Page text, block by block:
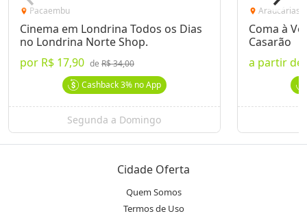
location_on Pacaembu
Cinema em Londrina Todos os Dias
no Londrina Norte Shop.
por R$ 17,90 deR$ 34,00
Cashback3%no App
Segunda a Domingo
location_on Araucárias
Coma à
Casarão
a partir de
Cidade Oferta
Quem Somos
Termos de Uso